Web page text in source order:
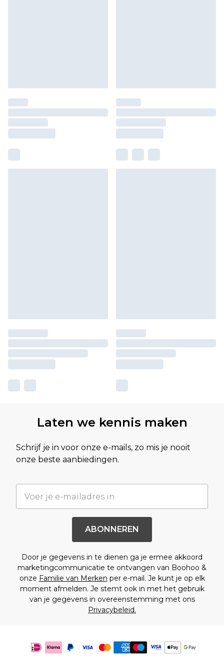
Laten we kennis maken
Schrijf je in voor onze e-mails, zo mis je nooit
onze beste aanbiedingen.
ABONNEREN
Door je gegevens in te dienen ga je ermee akkoord
marketingcommunicatie te ontvangen van Boohoo &
onze Familie van Merken per e-mail. Je kunt je op elk
moment afmelden. Je stemt ook in met het gebruik
van je gegevens in overeenstemming met ons
Privacybeleid.